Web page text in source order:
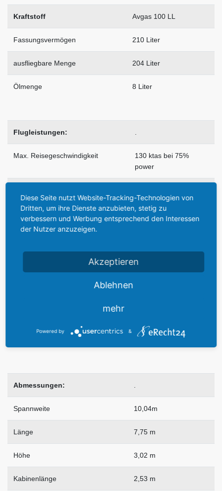
Kraftstoff Avgas 100 LL
Fassungsvermögen 210 Liter
ausfliegbare Menge 204 Liter
Ölmenge 8 Liter
Flugleistungen:
Max. Reisegeschwindigkeit
130 ktas bei 75%
power
power
Max. Reichweite
1.180 km ohne
Startstrecke über 50 m Hinderniss 475 m
16.000 ft
Abmessungen:
Spannweite 10,04m
Länge 7,75 m
Höhe 3,02 m
Kabinenlänge 2,53 m
Diese Seite nutzt Website-Tracking-Technologien von
Dritten, um ihre Dienste anzubieten, stetig zu
verbessern und Werbung entsprechend den Interessen
der Nutzer anzuzeigen.
Akzeptieren
Ablehnen
mehr
Powered by &